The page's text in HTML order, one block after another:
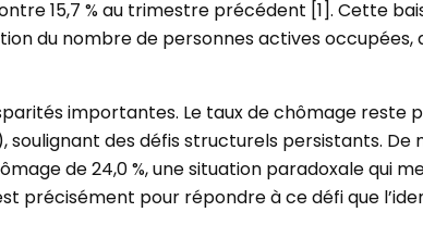
15,7 % au trimestre précédent [1]. Cette
du nombre de personnes actives occupées,
importantes. Le taux de chômage reste
soulignant des défis structurels persistants. De
de 24,0 %, une situation paradoxale qui
précisément pour répondre à ce défi que